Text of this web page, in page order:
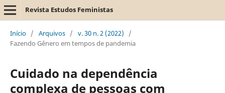
Revista Estudos Feministas
Início / Arquivos / v. 30 n. 2 (2022)
/
Fazendo Gênero em tempos de pandemia
Cuidado na dependência
complexa de pessoas com